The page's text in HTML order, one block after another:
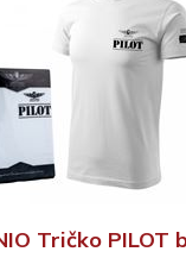
Tričko PILOT